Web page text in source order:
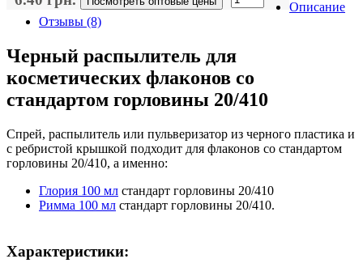
Описание
Отзывы (8)
Черный распылитель для
косметических флаконов со
стандартом горловины 20/410
Спрей, распылитель или пульверизатор из черного пластика и
с ребристой крышкой подходит для флаконов со стандартом
горловины 20/410, а именно:
Глория 100 мл стандарт горловины 20/410
Римма 100 мл стандарт горловины 20/410.
Характеристики: